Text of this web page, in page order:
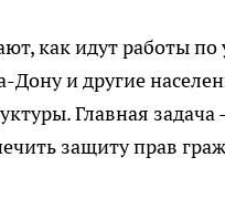
как идут работы
и другие
Главная
защиту прав